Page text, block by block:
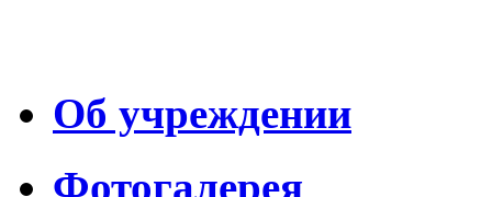
Об учреждении
Фотогалерея